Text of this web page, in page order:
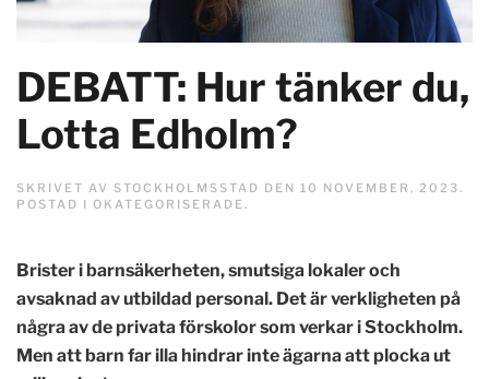
DEBATT: Hur tänker du,
Lotta Edholm?
SKRIVET AV STOCKHOLMSSTAD DEN 10 NOVEMBER, 2023 .
POSTAD I OKATEGORISERADE .
Brister i barnsäkerheten, smutsiga lokaler och
avsaknad av utbildad personal. Det är verkligheten på
några av de privata förskolor som verkar i Stockholm.
Men att barn far illa hindrar inte ägarna att plocka ut